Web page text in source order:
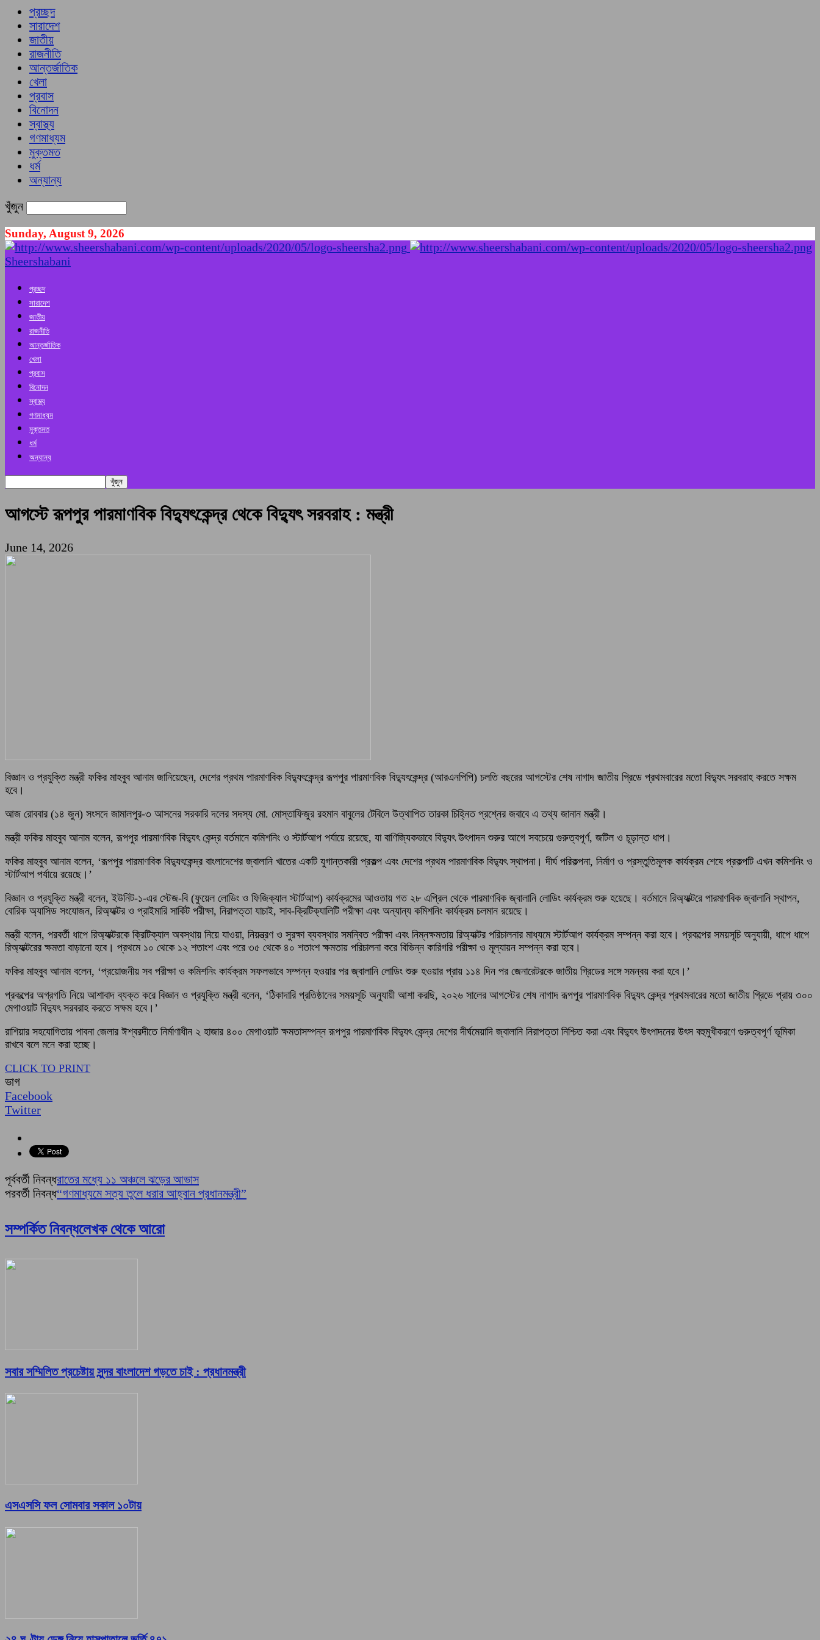
প্রচ্ছদ
সারাদেশ
জাতীয়
রাজনীতি
আন্তর্জাতিক
খেলা
প্রবাস
বিনোদন
স্বাস্থ্য
গণমাধ্যম
মুক্তমত
ধর্ম
অন্যান্য
খুঁজুন
Sunday, August 9, 2026
Sheershabani
প্রচ্ছদ
সারাদেশ
জাতীয়
রাজনীতি
আন্তর্জাতিক
খেলা
প্রবাস
বিনোদন
স্বাস্থ্য
গণমাধ্যম
মুক্তমত
ধর্ম
অন্যান্য
আগস্টে রূপপুর পারমাণবিক বিদ্যুৎকেন্দ্র থেকে বিদ্যুৎ সরবরাহ : মন্ত্রী
June 14, 2026
বিজ্ঞান ও প্রযুক্তি মন্ত্রী ফকির মাহবুব আনাম জানিয়েছেন, দেশের প্রথম পারমাণবিক বিদ্যুৎকেন্দ্র রূপপুর পারমাণবিক বিদ্যুৎকেন্দ্র (আরএনপিপি) চলতি বছরের আগস্টের শেষ নাগাদ জাতীয় গ্রিডে প্রথমবারের মতো বিদ্যুৎ সরবরাহ করতে সক্ষম
হবে।
আজ রোববার (১৪ জুন) সংসদে জামালপুর-৩ আসনের সরকারি দলের সদস্য মো. মোস্তাফিজুর রহমান বাবুলের টেবিলে উত্থাপিত তারকা চিহ্নিত প্রশ্নের জবাবে এ তথ্য জানান মন্ত্রী।
মন্ত্রী ফকির মাহবুব আনাম বলেন, রূপপুর পারমাণবিক বিদ্যুৎ কেন্দ্র বর্তমানে কমিশনিং ও স্টার্টআপ পর্যায়ে রয়েছে, যা বাণিজ্যিকভাবে বিদ্যুৎ উৎপাদন শুরুর আগে সবচেয়ে গুরুত্বপূর্ণ, জটিল ও চূড়ান্ত ধাপ।
ফকির মাহবুব আনাম বলেন, ‘রূপপুর পারমাণবিক বিদ্যুৎকেন্দ্র বাংলাদেশের জ্বালানি খাতের একটি যুগান্তকারী প্রকল্প এবং দেশের প্রথম পারমাণবিক বিদ্যুৎ স্থাপনা। দীর্ঘ পরিকল্পনা, নির্মাণ ও প্রস্তুতিমূলক কার্যক্রম শেষে প্রকল্পটি এখন কমিশনিং ও
স্টার্টআপ পর্যায়ে রয়েছে।’
বিজ্ঞান ও প্রযুক্তি মন্ত্রী বলেন, ইউনিট-১-এর স্টেজ-বি (ফুয়েল লোডিং ও ফিজিক্যাল স্টার্টআপ) কার্যক্রমের আওতায় গত ২৮ এপ্রিল থেকে পারমাণবিক জ্বালানি লোডিং কার্যক্রম শুরু হয়েছে। বর্তমানে রিঅ্যাক্টরে পারমাণবিক জ্বালানি স্থাপন,
বোরিক অ্যাসিড সংযোজন, রিঅ্যাক্টর ও প্রাইমারি সার্কিট পরীক্ষা, নিরাপত্তা যাচাই, সাব-ক্রিটিক্যালিটি পরীক্ষা এবং অন্যান্য কমিশনিং কার্যক্রম চলমান রয়েছে।
মন্ত্রী বলেন, পরবর্তী ধাপে রিঅ্যাক্টরকে ক্রিটিক্যাল অবস্থায় নিয়ে যাওয়া, নিয়ন্ত্রণ ও সুরক্ষা ব্যবস্থার সমন্বিত পরীক্ষা এবং নিম্নক্ষমতায় রিঅ্যাক্টর পরিচালনার মাধ্যমে স্টার্টআপ কার্যক্রম সম্পন্ন করা হবে। প্রকল্পের সময়সূচি অনুযায়ী, ধাপে ধাপে
রিঅ্যাক্টরের ক্ষমতা বাড়ানো হবে। প্রথমে ১০ থেকে ১২ শতাংশ এবং পরে ৩৫ থেকে ৪০ শতাংশ ক্ষমতায় পরিচালনা করে বিভিন্ন কারিগরি পরীক্ষা ও মূল্যায়ন সম্পন্ন করা হবে।
ফকির মাহবুব আনাম বলেন, ‘প্রয়োজনীয় সব পরীক্ষা ও কমিশনিং কার্যক্রম সফলভাবে সম্পন্ন হওয়ার পর জ্বালানি লোডিং শুরু হওয়ার প্রায় ১১৪ দিন পর জেনারেটরকে জাতীয় গ্রিডের সঙ্গে সমন্বয় করা হবে।’
প্রকল্পের অগ্রগতি নিয়ে আশাবাদ ব্যক্ত করে বিজ্ঞান ও প্রযুক্তি মন্ত্রী বলেন, ‘ঠিকাদারি প্রতিষ্ঠানের সময়সূচি অনুযায়ী আশা করছি, ২০২৬ সালের আগস্টের শেষ নাগাদ রূপপুর পারমাণবিক বিদ্যুৎ কেন্দ্র প্রথমবারের মতো জাতীয় গ্রিডে প্রায় ৩০০
মেগাওয়াট বিদ্যুৎ সরবরাহ করতে সক্ষম হবে।’
রাশিয়ার সহযোগিতায় পাবনা জেলার ঈশ্বরদীতে নির্মাণাধীন ২ হাজার ৪০০ মেগাওয়াট ক্ষমতাসম্পন্ন রূপপুর পারমাণবিক বিদ্যুৎ কেন্দ্র দেশের দীর্ঘমেয়াদি জ্বালানি নিরাপত্তা নিশ্চিত করা এবং বিদ্যুৎ উৎপাদনের উৎস বহুমুখীকরণে গুরুত্বপূর্ণ ভূমিকা
রাখবে বলে মনে করা হচ্ছে।
CLICK TO PRINT
ভাগ
Facebook
Twitter
পূর্ববর্তী নিবন্ধরাতের মধ্যে ১১ অঞ্চলে ঝড়ের আভাস
পরবর্তী নিবন্ধ“গণমাধ্যমে সত্য তুলে ধরার আহ্বান প্রধানমন্ত্রী”
সম্পর্কিত নিবন্ধলেখক থেকে আরো
সবার সম্মিলিত প্রচেষ্টায় সুন্দর বাংলাদেশ গড়তে চাই : প্রধানমন্ত্রী
এসএসসি ফল সোমবার সকাল ১০টায়